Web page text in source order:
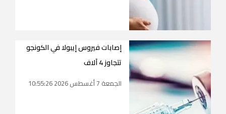
إصابات فيروس إيبولا في الكونجو
تتجاوز 4 آلاف
الجمعة 7 أغسطس 2026 10:55:26